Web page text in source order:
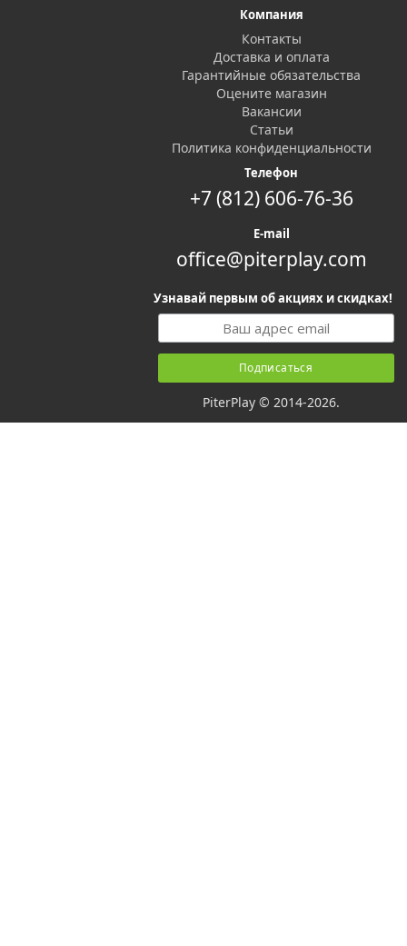
Компания
Контакты
Доставка и оплата
Гарантийные обязательства
Оцените магазин
Вакансии
Статьи
Политика конфиденциальности
Телефон
+7 (812) 606-76-36
E-mail
office@piterplay.com
Узнавай первым об акциях и скидках!
PiterPlay © 2014-2026.